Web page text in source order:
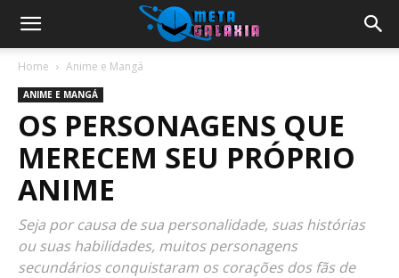
Home Anime e Mangá
ANIME E MANGÁ
OS PERSONAGENS QUE
MERECEM SEU PRÓPRIO
ANIME
Seja por causa de sua personalidade, suas histórias
ou suas habilidades, muitos personagens
secundários conquistaram os corações dos fãs de